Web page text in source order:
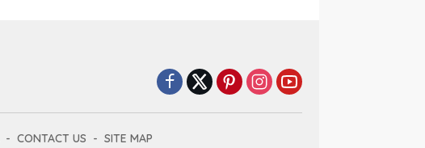
CONTACT US SITE MAP